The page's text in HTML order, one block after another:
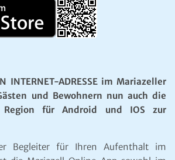
INTERNET-ADRESSE im Mariazeller
und Bewohnern nun auch die
Region für Android und IOS zur
Begleiter für Ihren Aufenthalt im